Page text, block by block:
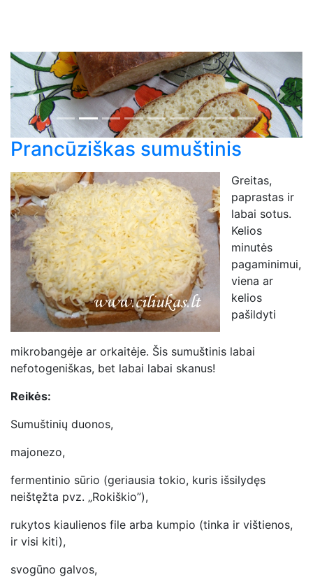
Previous Next
Prancūziškas sumuštinis
Greitas,
paprastas ir
labai sotus.
Kelios
minutės
pagaminimui,
viena ar
kelios
pašildyti
mikrobangėje ar orkaitėje. Šis sumuštinis labai
nefotogeniškas, bet labai labai skanus!
Reikės:
Sumuštinių duonos,
majonezo,
fermentinio sūrio (geriausia tokio, kuris išsilydęs
neištęžta pvz. „Rokiškio”),
rukytos kiaulienos file arba kumpio (tinka ir vištienos,
ir visi kiti),
svogūno galvos,